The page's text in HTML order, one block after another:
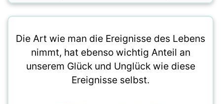
Die Art wie man die Ereignisse des Lebens
nimmt, hat ebenso wichtig Anteil an
unserem Glück und Unglück wie diese
Ereignisse selbst.